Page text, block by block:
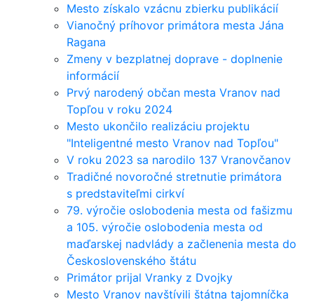
Mesto získalo vzácnu zbierku publikácií
Vianočný príhovor primátora mesta Jána
Ragana
Zmeny v bezplatnej doprave - doplnenie
informácií
Prvý narodený občan mesta Vranov nad
Topľou v roku 2024
Mesto ukončilo realizáciu projektu
"Inteligentné mesto Vranov nad Topľou"
V roku 2023 sa narodilo 137 Vranovčanov
Tradičné novoročné stretnutie primátora
s predstaviteľmi cirkví
79. výročie oslobodenia mesta od fašizmu
a 105. výročie oslobodenia mesta od
maďarskej nadvlády a začlenenia mesta do
Československého štátu
Primátor prijal Vranky z Dvojky
Mesto Vranov navštívili štátna tajomníčka